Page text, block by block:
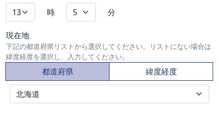
時
分
現在地
下記の都道府県リストから選択してください。リストにない場合は
緯度経度を選択し、入力してください。
都道府県 緯度経度